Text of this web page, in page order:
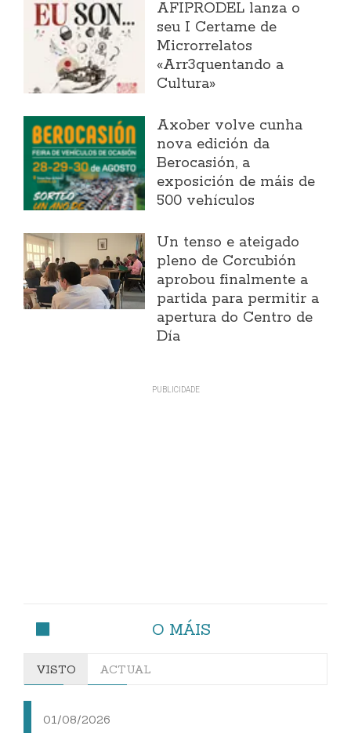
AFIPRODEL lanza o
seu I Certame de
Microrrelatos
«Arr3quentando a
Cultura»
Axober volve cunha
nova edición da
Berocasión, a
exposición de máis de
500 vehículos
Un tenso e ateigado
pleno de Corcubión
aprobou finalmente a
partida para permitir a
apertura do Centro de
Día
O MÁIS
VISTO ACTUAL
01/08/2026